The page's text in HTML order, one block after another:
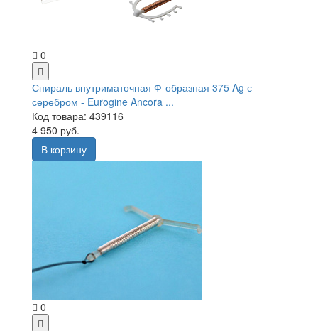
0
Спираль внутриматочная Ф-образная 375 Ag с
серебром - Eurogine Ancora ...
Код товара: 439116
4 950 руб.
В корзину
0